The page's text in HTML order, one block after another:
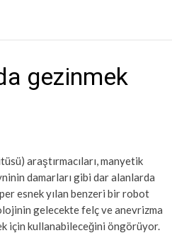
gezinmek
araştırmacıları, manyetik
damarları gibi dar alanlarda
esnek yılan benzeri bir robot
gelecekte felç ve anevrizma
için kullanabileceğini öngörüyor.